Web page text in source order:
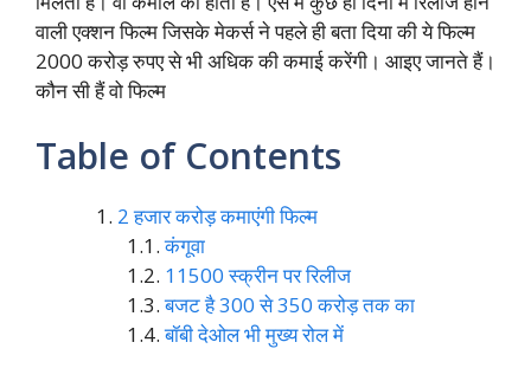
वाली एक्शन फिल्म जिसके मेकर्स ने पहले ही बता दिया की ये फिल्म
2000 करोड़ रुपए से भी अधिक की कमाई करेंगी। आइए जानते हैं।
कौन सी हैं वो फिल्म
Table of Contents
2 हजार करोड़ कमाएंगी फिल्म
कंगूवा
11500 स्क्रीन पर रिलीज
बजट है 300 से 350 करोड़ तक का
बॉबी देओल भी मुख्य रोल में